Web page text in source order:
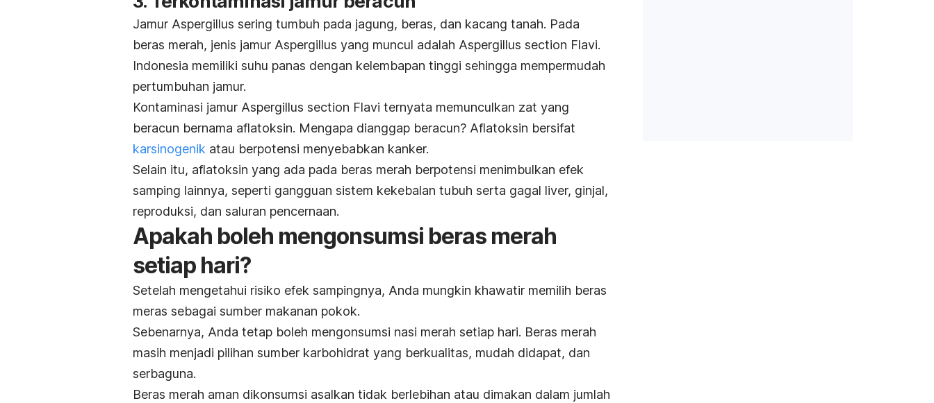
Jamur Aspergillus sering tumbuh pada jagung, beras, dan kacang tanah. Pada
beras merah, jenis jamur Aspergillus yang muncul adalah Aspergillus section Flavi.
Indonesia memiliki suhu panas dengan kelembapan tinggi sehingga mempermudah
pertumbuhan jamur.
Kontaminasi jamur Aspergillus section Flavi ternyata memunculkan zat yang
beracun bernama aflatoksin. Mengapa dianggap beracun? Aflatoksin bersifat
karsinogenik atau berpotensi menyebabkan kanker.
Selain itu, aflatoksin yang ada pada beras merah berpotensi menimbulkan efek
samping lainnya, seperti gangguan sistem kekebalan tubuh serta gagal liver, ginjal,
reproduksi, dan saluran pencernaan.
Apakah boleh mengonsumsi beras merah
setiap hari?
Setelah mengetahui risiko efek sampingnya, Anda mungkin khawatir memilih beras
meras sebagai sumber makanan pokok.
Sebenarnya, Anda tetap boleh mengonsumsi nasi merah setiap hari. Beras merah
masih menjadi pilihan sumber karbohidrat yang berkualitas, mudah didapat, dan
serbaguna.
Beras merah aman dikonsumsi asalkan tidak berlebihan atau dimakan dalam jumlah